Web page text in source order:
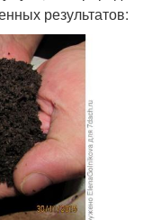
результатов: